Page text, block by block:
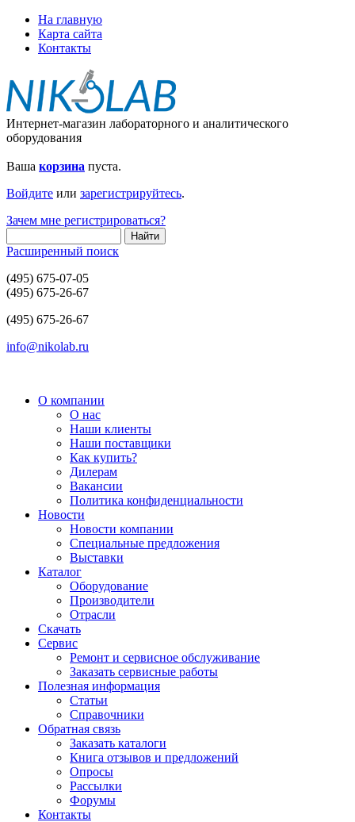
На главную
Карта сайта
Контакты
Интернет-магазин лабораторного и аналитического
оборудования
Ваша корзина пуста.
Войдите или зарегистрируйтесь.
Зачем мне регистрироваться?
Расширенный поиск
(495) 675-07-05
(495) 675-26-67
(495) 675-26-67
info@nikolab.ru
О компании
О нас
Наши клиенты
Наши поставщики
Как купить?
Дилерам
Вакансии
Политика конфиденциальности
Новости
Новости компании
Специальные предложения
Выставки
Каталог
Оборудование
Производители
Отрасли
Скачать
Сервис
Ремонт и сервисное обслуживание
Заказать сервисные работы
Полезная информация
Статьи
Справочники
Обратная связь
Заказать каталоги
Книга отзывов и предложений
Опросы
Рассылки
Форумы
Контакты